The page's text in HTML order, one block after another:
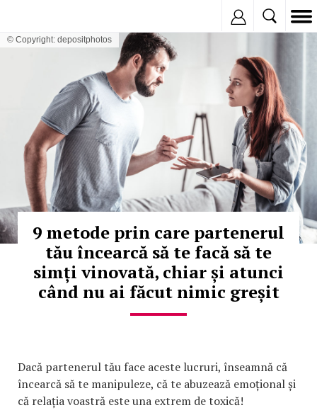
© Copyright: depositphotos
9 metode prin care partenerul
tău încearcă să te facă să te
simți vinovată, chiar și atunci
când nu ai făcut nimic greșit
Dacă partenerul tău face aceste lucruri, înseamnă că
încearcă să te manipuleze, că te abuzează emoțional și
că relația voastră este una extrem de toxică!